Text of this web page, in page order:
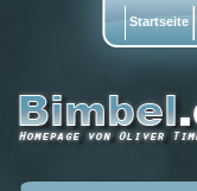
Startseite